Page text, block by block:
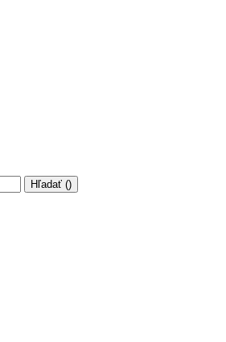
Hľadať ()